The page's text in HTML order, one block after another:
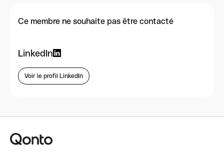
Ce membre ne souhaite pas être contacté
LinkedIn
Voir le profil LinkedIn